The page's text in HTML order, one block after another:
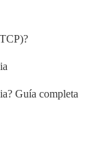
Guía completa